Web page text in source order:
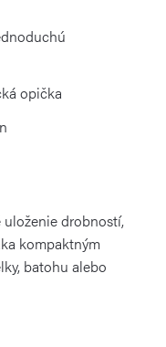
opička
drobností,
kompaktným
batohu alebo